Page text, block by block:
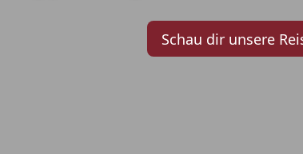
Schau dir unsere